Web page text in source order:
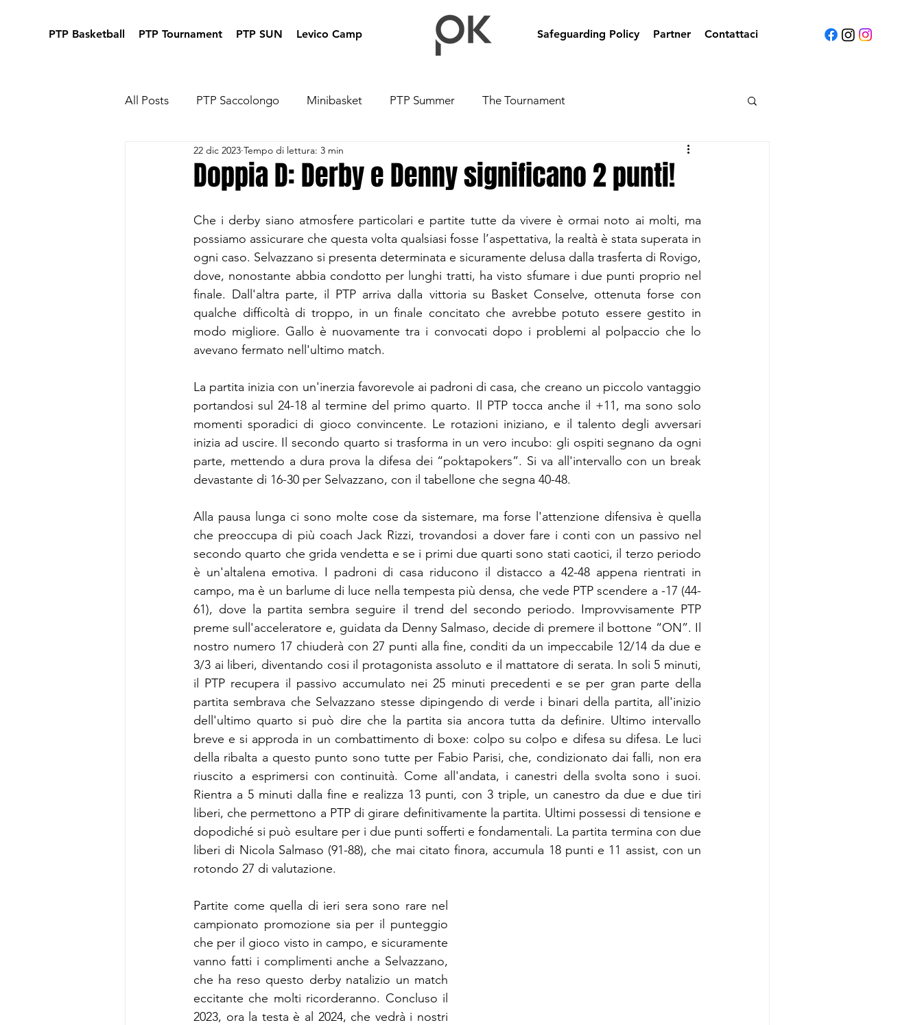
PTP Basketball PTP Tournament PTP SUN Levico Camp Safeguarding Policy Partner Contattaci
All Posts PTP Saccolongo Minibasket PTP Summer The Tournament
Doppia D: Derby e Denny significano 2 punti!
22 dic 2023 Tempo di lettura: 3 min
Che i derby siano atmosfere particolari e partite tutte da vivere è ormai noto ai molti, ma
possiamo assicurare che questa volta qualsiasi fosse l’aspettativa, la realtà è stata superata in
ogni caso. Selvazzano si presenta determinata e sicuramente delusa dalla trasferta di Rovigo,
dove, nonostante abbia condotto per lunghi tratti, ha visto sfumare i due punti proprio nel
finale. Dall'altra parte, il PTP arriva dalla vittoria su Basket Conselve, ottenuta forse con
qualche difficoltà di troppo, in un finale concitato che avrebbe potuto essere gestito in
modo migliore. Gallo è nuovamente tra i convocati dopo i problemi al polpaccio che lo
avevano fermato nell'ultimo match.
La partita inizia con un'inerzia favorevole ai padroni di casa, che creano un piccolo vantaggio
portandosi sul 24-18 al termine del primo quarto. Il PTP tocca anche il +11, ma sono solo
momenti sporadici di gioco convincente. Le rotazioni iniziano, e il talento degli avversari
inizia ad uscire. Il secondo quarto si trasforma in un vero incubo: gli ospiti segnano da ogni
parte, mettendo a dura prova la difesa dei “poktapokers”. Si va all'intervallo con un break
devastante di 16-30 per Selvazzano, con il tabellone che segna 40-48.
Alla pausa lunga ci sono molte cose da sistemare, ma forse l'attenzione difensiva è quella
che preoccupa di più coach Jack Rizzi, trovandosi a dover fare i conti con un passivo nel
secondo quarto che grida vendetta e se i primi due quarti sono stati caotici, il terzo periodo
è un'altalena emotiva. I padroni di casa riducono il distacco a 42-48 appena rientrati in
campo, ma è un barlume di luce nella tempesta più densa, che vede PTP scendere a -17 (44-
61), dove la partita sembra seguire il trend del secondo periodo. Improvvisamente PTP
preme sull'acceleratore e, guidata da Denny Salmaso, decide di premere il bottone “ON”. Il
nostro numero 17 chiuderà con 27 punti alla fine, conditi da un impeccabile 12/14 da due e
3/3 ai liberi, diventando cosi il protagonista assoluto e il mattatore di serata. In soli 5 minuti,
il PTP recupera il passivo accumulato nei 25 minuti precedenti e se per gran parte della
partita sembrava che Selvazzano stesse dipingendo di verde i binari della partita, all'inizio
dell'ultimo quarto si può dire che la partita sia ancora tutta da definire. Ultimo intervallo
breve e si approda in un combattimento di boxe: colpo su colpo e difesa su difesa. Le luci
della ribalta a questo punto sono tutte per Fabio Parisi, che, condizionato dai falli, non era
riuscito a esprimersi con continuità. Come all'andata, i canestri della svolta sono i suoi.
Rientra a 5 minuti dalla fine e realizza 13 punti, con 3 triple, un canestro da due e due tiri
liberi, che permettono a PTP di girare definitivamente la partita. Ultimi possessi di tensione e
dopodiché si può esultare per i due punti sofferti e fondamentali. La partita termina con due
liberi di Nicola Salmaso (91-88), che mai citato finora, accumula 18 punti e 11 assist, con un
rotondo 27 di valutazione.
Partite come quella di ieri sera sono rare nel
campionato promozione sia per il punteggio
che per il gioco visto in campo, e sicuramente
vanno fatti i complimenti anche a Selvazzano,
che ha reso questo derby natalizio un match
eccitante che molti ricorderanno. Concluso il
2023, ora la testa è al 2024, che vedrà i nostri